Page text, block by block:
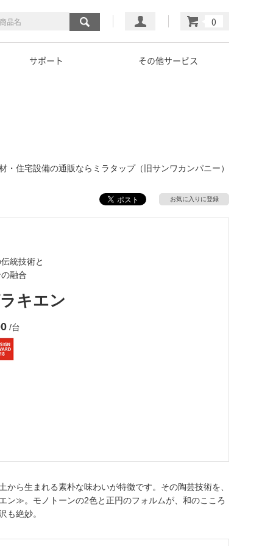
マイページ
カート
サポート その他サービス
住宅設備の通販ならミラタップ（旧サンワカンパニー）
お気に入りに登録
統技術と
融合
キエン
/台
ら生まれる素朴な味わいが特徴です。その陶芸技術を、
ン≫。モノトーンの2色と正円のフォルムが、和のこころ
も絶妙。